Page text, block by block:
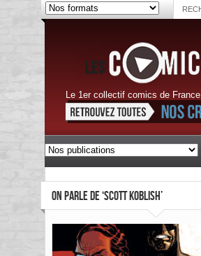
Le 1er collectif comics de France
ON PARLE DE ‘SCOTT KOBLISH’